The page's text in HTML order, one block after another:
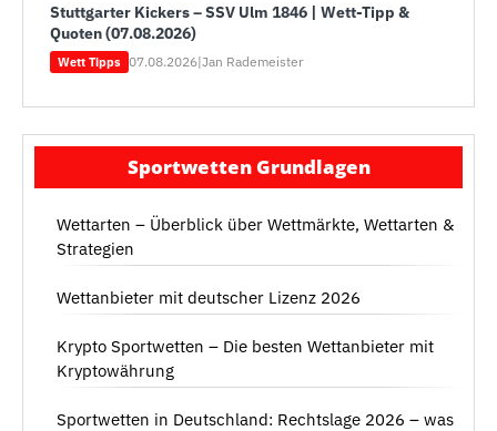
Stuttgarter Kickers – SSV Ulm 1846 | Wett-Tipp &
Quoten (07.08.2026)
Wett Tipps 07.08.2026|Jan Rademeister
Sportwetten Grundlagen
Wettarten – Überblick über Wettmärkte, Wettarten &
Strategien
Wettanbieter mit deutscher Lizenz 2026
Krypto Sportwetten – Die besten Wettanbieter mit
Kryptowährung
Sportwetten in Deutschland: Rechtslage 2026 – was